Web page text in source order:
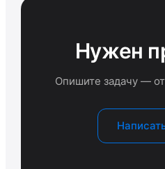
Нужен
Опишите задачу —